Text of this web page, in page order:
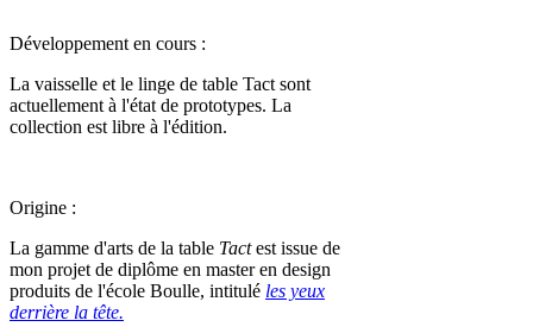
Développement en cours :
La vaisselle et le linge de table Tact sont
actuellement à l'état de prototypes. La
collection est libre à l'édition.
Origine :
La gamme d'arts de la table Tactest issue de
mon projet de diplôme en master en design
produits de l'école Boulle, intitulé les yeux
derrière la tête.